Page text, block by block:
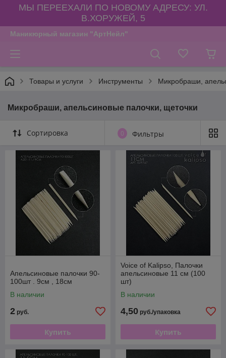
МЫ ПЕРЕЕХАЛИ ПО НОВОМУ АДРЕСУ: УЛ.
В.ХОРУЖЕЙ, 5
Маникюрный магазин "АртНейл"
Товары и услуги Инструменты Микробраши,
Микробраши, апельсиновые палочки, щеточки
Сортировка 0 Фильтры
Апельсиновые палочки 90-
100шт . 9см , 18см
В наличии
2 руб.
Купить
Voice of Kalipso, Палочки
апельсиновые 11 см (100
шт)
В наличии
4,50 руб./упаковка
Купить